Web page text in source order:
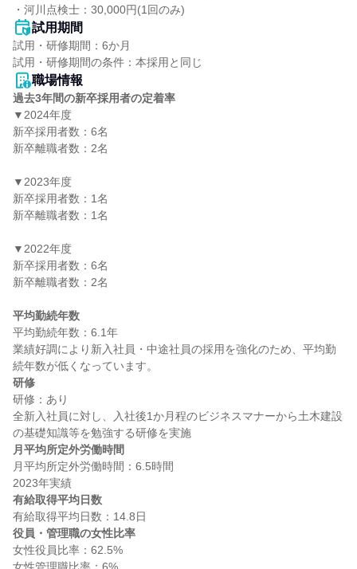
・河川点検士：30,000円(1回のみ)
試用期間
試用・研修期間：6か月
職場情報
過去3年間の新卒採用者の定着率
▼2024年度
新卒採用者数：6名
新卒離職者数：2名
▼2023年度
新卒採用者数：1名
新卒離職者数：1名
▼2022年度
新卒採用者数：6名
新卒離職者数：2名
平均勤続年数
平均勤続年数：6.1年
業績好調により新入社員・中途社員の採用を強化のため、平均勤
研修
研修：あり
全新入社員に対し、入社後1か月程のビジネスマナーから土木建設
月平均所定外労働時間
月平均所定外労働時間：6.5時間
有給取得平均日数
役員・管理職の女性比率
女性役員比率：62.5%